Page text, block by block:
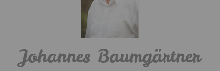
Johannes Baumgärtner